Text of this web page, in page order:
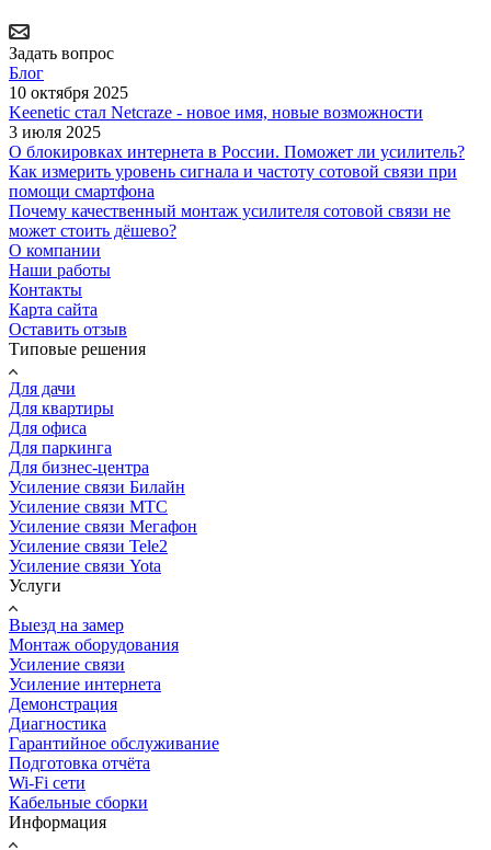
Задать вопрос
Блог
10 октября 2025
Keenetic стал Netcraze - новое имя, новые возможности
3 июля 2025
О блокировках интернета в России. Поможет ли усилитель?
Как измерить уровень сигнала и частоту сотовой связи при
помощи смартфона
Почему качественный монтаж усилителя сотовой связи не
может стоить дёшево?
О компании
Наши работы
Контакты
Карта сайта
Оставить отзыв
Типовые решения
Для дачи
Для квартиры
Для офиса
Для паркинга
Для бизнес-центра
Усиление связи Билайн
Усиление связи МТС
Усиление связи Мегафон
Усиление связи Tele2
Усиление связи Yota
Услуги
Выезд на замер
Монтаж оборудования
Усиление связи
Усиление интернета
Демонстрация
Диагностика
Гарантийное обслуживание
Подготовка отчёта
Wi-Fi сети
Кабельные сборки
Информация